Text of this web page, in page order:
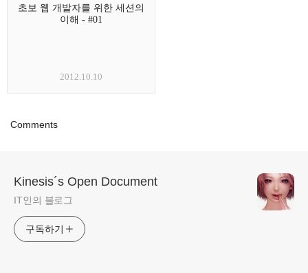
초보 웹 개발자를 위한 세션의
이해 - #01
2012.10.10
Comments
Kinesis´s Open Document
IT인의 블로그
구독하기